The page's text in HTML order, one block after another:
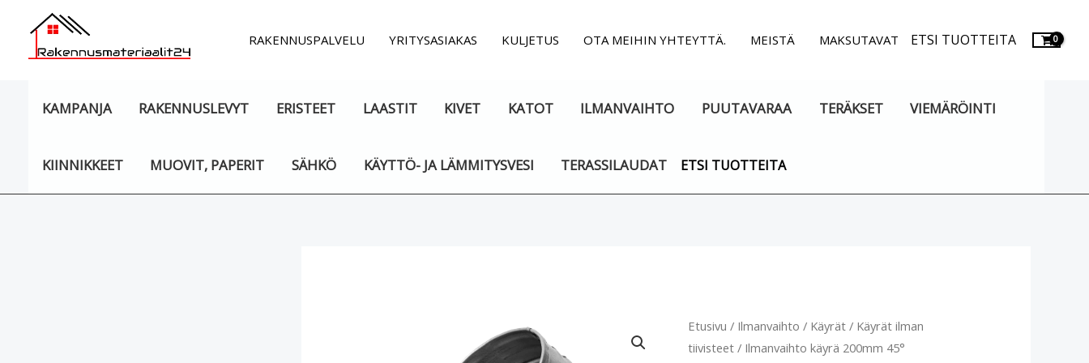
sisältöön
RAKENNUSPALVELU YRITYSASIAKAS KULJETUS OTA MEIHIN YHTEYTTÄ. MEISTÄ MAKSUTAVAT ETSI TUOTTEITA
KAMPANJA RAKENNUSLEVYT ERISTEET LAASTIT KIVET KATOT ILMANVAIHTO PUUTAVARAA TERÄKSET VIEMÄRÖINTI
KIINNIKKEET MUOVIT, PAPERIT SÄHKÖ KÄYTTÖ- JA LÄMMITYSVESI TERASSILAUDAT ETSI TUOTTEITA
Etusivu / Ilmanvaihto / Käyrät / Käyrät ilman
tiivisteet / Ilmanvaihto käyrä 200mm 45°
Ilmanvaihto
käyrä